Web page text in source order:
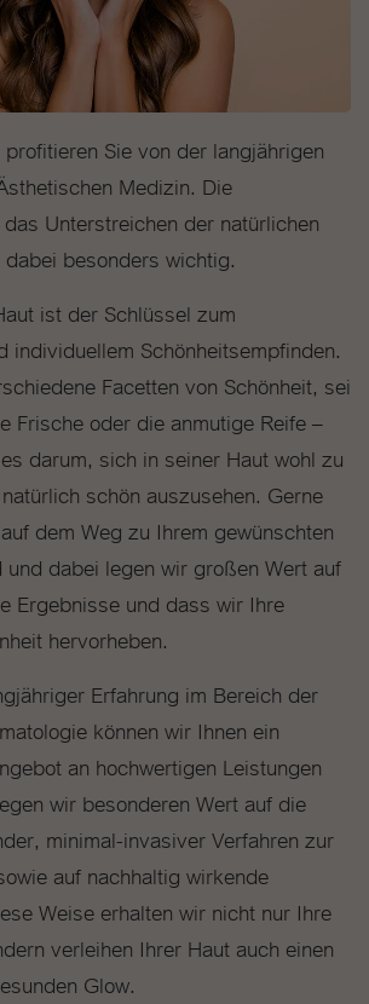
Sie von der langjährigen
Medizin. Die
Unterstreichen der natürlichen
besonders wichtig.
ist der Schlüssel zum
individuellem Schönheitsempfinden.
Facetten von Schönheit, sei
Frische oder die anmutige Reife –
darum, sich in seiner Haut wohl zu
schön auszusehen. Gerne
dem Weg zu Ihrem gewünschten
dabei legen wir großen Wert auf
Ergebnisse und dass wir Ihre
hervorheben.
Erfahrung im Bereich der
können wir Ihnen ein
an hochwertigen Leistungen
wir besonderen Wert auf die
minimal-invasiver Verfahren zur
auf nachhaltig wirkende
Weise erhalten wir nicht nur Ihre
verleihen Ihrer Haut auch einen
Glow.